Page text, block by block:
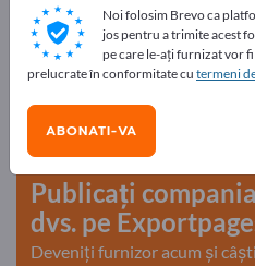
Faceți publicitate
Exportpages!
Nevoile – Ofertele – Bunuri
comerciale >> începeți aici
Publicați
dvs. pe
Deveniți furnizor acum și
Noi folosim Brevo ca
jos pentru a trimite acest
pe care le-ați furnizat vor
prelucrate în conformitate cu termeni
ABONATI-VA